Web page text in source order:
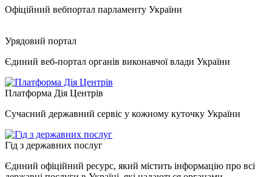
Офіційний вебпортал парламенту України
Урядовий портал
Єдиний веб-портал органів виконавчої влади України
Платформа Дія Центрів
Сучасний державний сервіс у кожному куточку України
Гід з державних послуг
Єдиний офіційний ресурс, який містить інформацію про всі